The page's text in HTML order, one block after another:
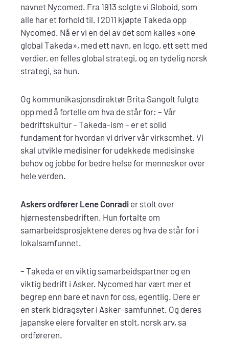
navnet Nycomed. Fra 1913 solgte vi Globoid, som
alle har et forhold til. I 2011 kjøpte Takeda opp
Nycomed. Nå er vi en del av det som kalles «one
global Takeda», med ett navn, en logo, ett sett med
verdier, en felles global strategi, og en tydelig norsk
strategi, sa hun.
Og kommunikasjonsdirektør Brita Sangolt fulgte
opp med å fortelle om hva de står for: – Vår
bedriftskultur – Takeda-ism – er et solid
fundament for hvordan vi driver vår virksomhet. Vi
skal utvikle medisiner for udekkede medisinske
behov og jobbe for bedre helse for mennesker over
hele verden.
Askers ordfører Lene Conradi er stolt over
hjørnestensbedriften. Hun fortalte om
samarbeidsprosjektene deres og hva de står for i
lokalsamfunnet.
– Takeda er en viktig samarbeidspartner og en
viktig bedrift i Asker. Nycomed har vært mer et
begrep enn bare et navn for oss, egentlig. Dere er
en sterk bidragsyter i Asker-samfunnet. Og deres
japanske eiere forvalter en stolt, norsk arv, sa
ordføreren.